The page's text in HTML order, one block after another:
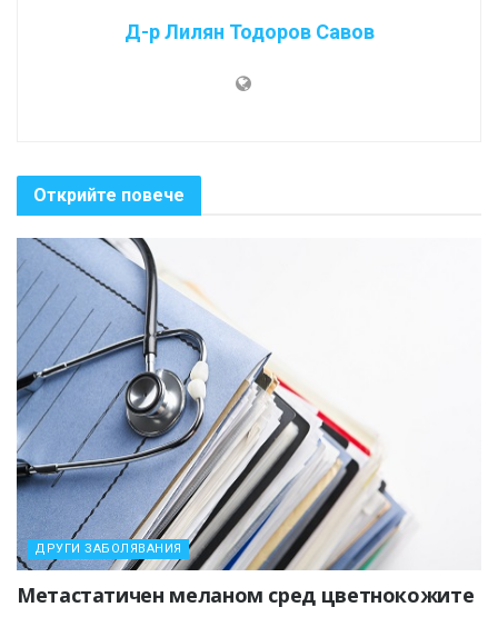
Д-р Лилян Тодоров Савов
Открийте повече
ДРУГИ ЗАБОЛЯВАНИЯ
Метастатичен меланом сред цветнокожите